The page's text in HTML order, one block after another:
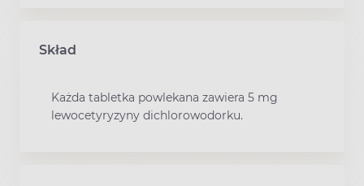
Skład
Każda tabletka powlekana zawiera 5 mg
lewocetyryzyny dichlorowodorku.